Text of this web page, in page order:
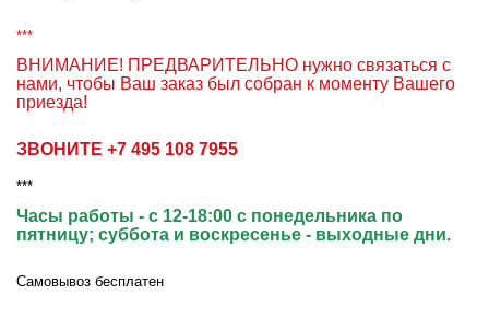
***
ВНИМАНИЕ! ПРЕДВАРИТЕЛЬНО нужно связаться с
нами, чтобы Ваш заказ был собран к моменту Вашего
приезда!
ЗВОНИТЕ +7 495 108 7955
***
Часы работы - с 12-18:00 с понедельника по
пятницу; суббота и воскресенье - выходные дни.
Самовывоз бесплатен